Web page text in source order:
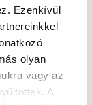
Ezenkívül
olyan
vagy az
A